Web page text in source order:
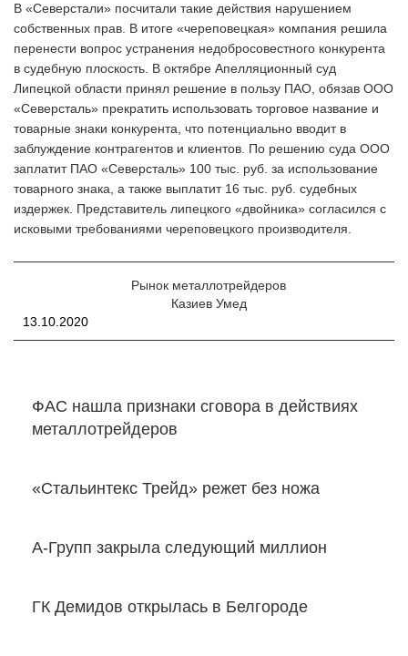
В «Северстали» посчитали такие действия нарушением
собственных прав. В итоге «череповецкая» компания решила
перенести вопрос устранения недобросовестного конкурента
в судебную плоскость. В октябре Апелляционный суд
Липецкой области принял решение в пользу ПАО, обязав ООО
«Северсталь» прекратить использовать торговое название и
товарные знаки конкурента, что потенциально вводит в
заблуждение контрагентов и клиентов. По решению суда ООО
заплатит ПАО «Северсталь» 100 тыс. руб. за использование
товарного знака, а также выплатит 16 тыс. руб. судебных
издержек. Представитель липецкого «двойника» согласился с
исковыми требованиями череповецкого производителя.
Рынок металлотрейдеров
Казиев Умед
13.10.2020
ФАС нашла признаки сговора в действиях
металлотрейдеров
«Стальинтекс Трейд» режет без ножа
А-Групп закрыла следующий миллион
ГК Демидов открылась в Белгороде